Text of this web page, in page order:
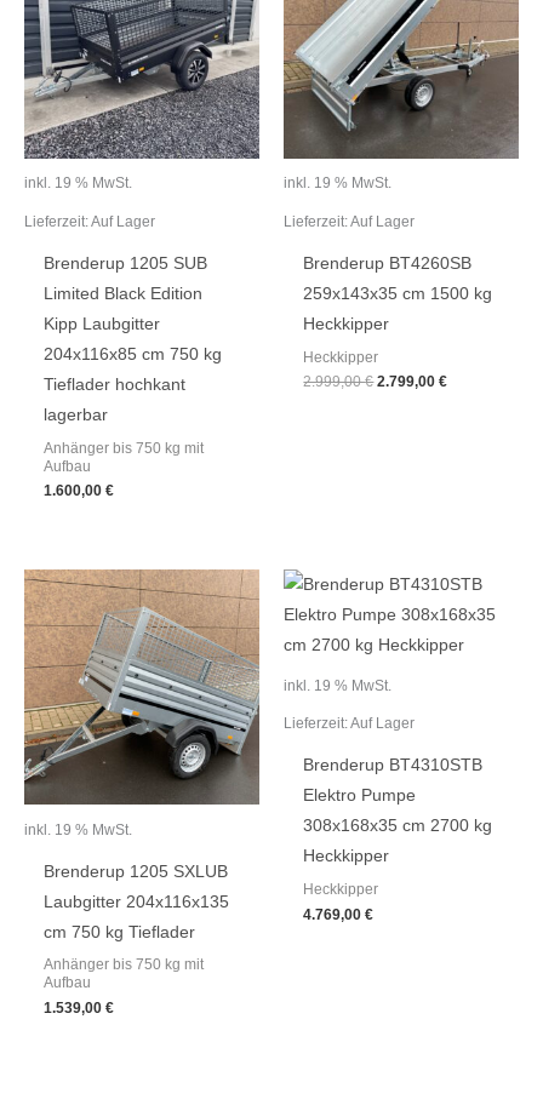
inkl. 19 % MwSt.
Lieferzeit:Auf Lager
Brenderup 1205 SUB
Limited Black Edition
Kipp Laubgitter
204x116x85 cm 750 kg
Tieflader hochkant
lagerbar
Anhänger bis 750 kg mit
Aufbau
1.600,00€
inkl. 19 % MwSt.
Lieferzeit:Auf Lager
Brenderup BT4260SB
259x143x35 cm 1500 kg
Heckkipper
Heckkipper
2.999,00€ 2.799,00€
inkl. 19 % MwSt.
Brenderup 1205 SXLUB
Laubgitter 204x116x135
cm 750 kg Tieflader
Anhänger bis 750 kg mit
Aufbau
1.539,00€
inkl. 19 % MwSt.
Lieferzeit:Auf Lager
Brenderup BT4310STB
Elektro Pumpe
308x168x35 cm 2700 kg
Heckkipper
Heckkipper
4.769,00€